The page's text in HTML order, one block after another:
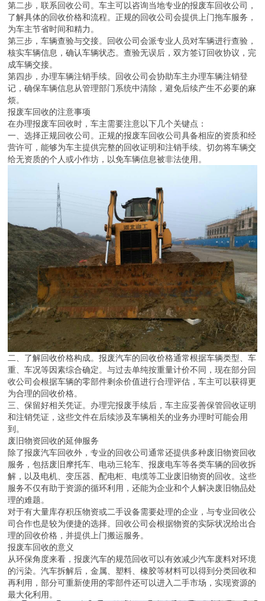
第二步，联系回收公司。车主可以咨询当地专业的报废车回收公司，
了解具体的回收价格和流程。正规的回收公司会提供上门拖车服务，
为车主节省时间和精力。
第三步，车辆查验与交接。回收公司会派专业人员对车辆进行查验，
核实车辆信息，确认车辆状态。查验无误后，双方签订回收协议，完
成车辆交接。
第四步，办理车辆注销手续。回收公司会协助车主办理车辆注销登
记，确保车辆信息从管理部门系统中清除，避免后续产生不必要的麻
烦。
报废车回收的注意事项
在办理报废车回收时，车主需要注意以下几个关键点：
一、选择正规回收公司。正规的报废车回收公司具备相应的资质和经
营许可，能够为车主提供完整的回收证明和注销手续。切勿将车辆交
给无资质的个人或小作坊，以免车辆信息被非法使用。
二、了解回收价格构成。报废汽车的回收价格通常根据车辆类型、车
重、车况等因素综合确定。与过去单纯按重量计价不同，现在部分回
收公司会根据车辆的零部件剩余价值进行合理评估，车主可以获得更
为合理的回收价格。
三、保留好相关凭证。办理完报废手续后，车主应妥善保管回收证明
和注销凭证，这些文件在后续涉及车辆相关的业务办理时可能会用
到。
废旧物资回收的延伸服务
除了报废汽车回收外，专业的回收公司通常还提供多种废旧物资回收
服务，包括废旧摩托车、电动三轮车、报废电车等各类车辆的回收拆
解，以及电机、变压器、配电柜、电缆等工业废旧物资的回收。这些
服务不仅有助于资源的循环利用，还能为企业和个人解决废旧物品处
理的难题。
对于有大量库存积压物资或二手设备需要处理的企业，与专业回收公
司合作也是较为便捷的选择。回收公司会根据物资的实际状况给出合
理的回收价格，并提供上门搬运服务。
报废车回收的意义
从环保角度来看，报废汽车的规范回收可以有效减少汽车废料对环境
的污染。汽车拆解后，金属、塑料、橡胶等材料可以得到分类回收和
再利用，部分可重新使用的零部件还可以进入二手市场，实现资源的
最大化利用。